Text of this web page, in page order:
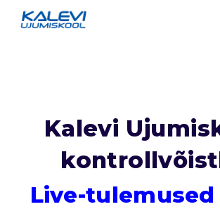
Kalevi
Live-tulemused